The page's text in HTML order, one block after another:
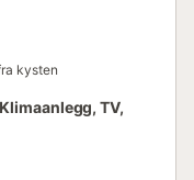
kysten
TV,